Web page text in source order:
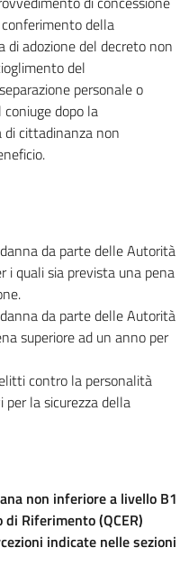
della
adozione del decreto non
del
personale o
coniuge dopo la
di cittadinanza non
da parte delle Autorità
i quali sia prevista una pena
da parte delle Autorità
superiore ad un anno per
contro la personalità
la sicurezza della
non inferiore a livello B1
Riferimento (QCER)
indicate nelle sezioni